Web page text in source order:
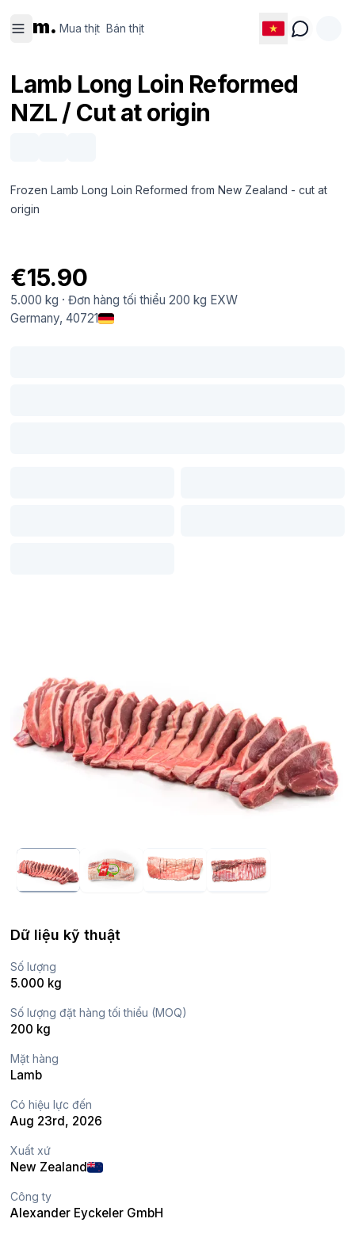
m. Mua thịt Bán thịt
Lamb Long Loin Reformed
NZL / Cut at origin
Frozen Lamb Long Loin Reformed from New Zealand - cut at
origin
€15.90
5.000 kg ·Đơn hàng tối thiểu 200 kg EXW
Germany, 40721
Dữ liệu kỹ thuật
Số lượng
5.000 kg
Số lượng đặt hàng tối thiểu (MOQ)
200 kg
Mặt hàng
Lamb
Có hiệu lực đến
Aug 23rd, 2026
Xuất xứ
New Zealand
Công ty
Alexander Eyckeler GmbH